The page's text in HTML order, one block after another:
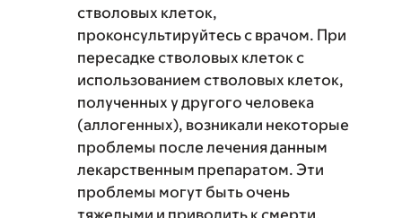
стволовых клеток,
проконсультируйтесь с врачом. При
пересадке стволовых клеток с
использованием стволовых клеток,
полученных у другого человека
(аллогенных), возникали некоторые
проблемы после лечения данным
лекарственным препаратом. Эти
проблемы могут быть очень
тяжелыми и приводить к смерти.